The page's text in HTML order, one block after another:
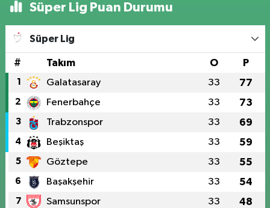
Süper Lig Puan Durumu
Süper Lig
# Takım O P
1 Galatasaray 33 77
2 Fenerbahçe 33 73
3 Trabzonspor 33 69
4 Beşiktaş 33 59
5 Göztepe 33 55
6 Başakşehir 33 54
7 Samsunspor 33 48